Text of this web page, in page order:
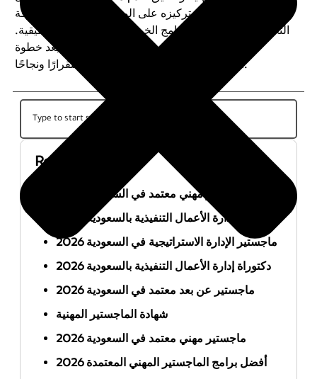
السعودي. بفضل تركيزه على المهارات العملية والمعرفة
التخصصية، يمنح هذا البرنامج الخريجين ميزة تنافسية حقيقية.
لذا، فإن اختيار الماجستير المهني المناسب يُعد خطوة
استراتيجية نحو مستقبل مهني أكثر استقرارًا ونجاحًا.
Recent Posts
أفضل ماجستير مهني معتمد في السعودية 2026
ماجستير إدارة الأعمال التنفيذية بالسعودية 2026
ماجستير الإدارة الاستراتيجية في السعودية 2026
دكتوراة إدارة الأعمال التنفيذية بالسعودية 2026
ماجستير عن بعد معتمد في السعودية 2026
شهادة الماجستير المهنية
ماجستير مهني معتمد في السعودية 2026
أفضل برامج الماجستير المهني المعتمدة 2026